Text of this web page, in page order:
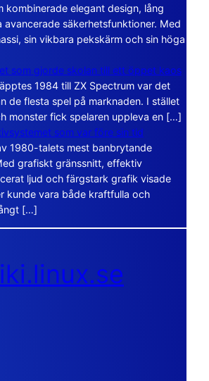
kombinerade elegant design, lång
säkerhetsfunktioner. Med
sin vikbara pekskärm och sin höga
som gjorde skolan till ett öppet kaos
1984 till ZX Spectrum var det
de flesta spel på marknaden. I stället
monster fick spelaren uppleva en […]
som var före sin tid
1980-talets mest banbrytande
grafiskt gränssnitt, effektiv
ljud och färgstark grafik visade
kunde vara både kraftfulla och
[…]